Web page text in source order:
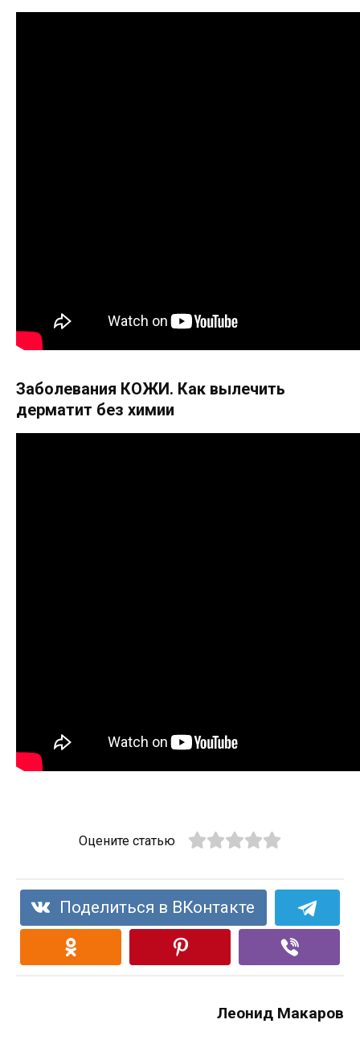
Заболевания КОЖИ. Как вылечить
дерматит без химии
Оцените статью
Поделиться в ВКонтакте
Леонид Макаров